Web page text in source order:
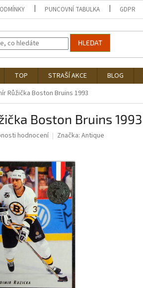
PUNCOVNÍ TABULKA GDPR
HLEDAT
TOP STRAŠÍ AKCE BLOG
Růžička Boston Bruins 1993
Boston Bruins 1993
hodnocení Značka: Antique